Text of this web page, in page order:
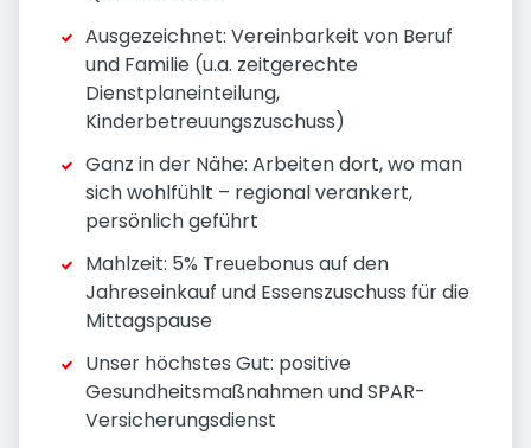
Ausgezeichnet: Vereinbarkeit von Beruf
und Familie (u.a. zeitgerechte
Dienstplaneinteilung,
Kinderbetreuungszuschuss)
Ganz in der Nähe: Arbeiten dort, wo man
sich wohlfühlt – regional verankert,
persönlich geführt
Mahlzeit: 5% Treuebonus auf den
Jahreseinkauf und Essenszuschuss für die
Mittagspause
Unser höchstes Gut: positive
Gesundheitsmaßnahmen und SPAR-
Versicherungsdienst